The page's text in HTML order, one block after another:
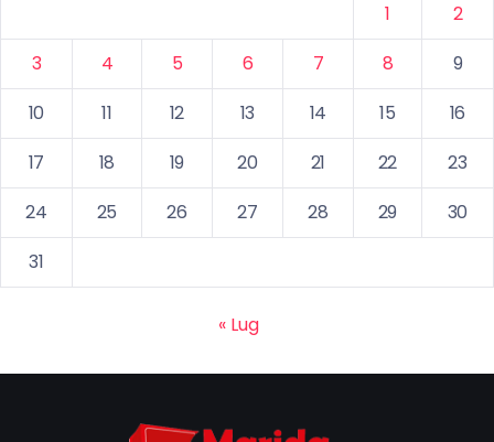
1
2
3
4 5 6 7 8
9
10
11 12 13 14 15
16
17
18 19 20 21 22
23
24
25 26 27 28 29
30
31
« Lug